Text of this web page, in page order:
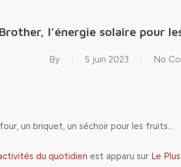
l’énergie solaire pour
By 5 juin 2023 No
un briquet, un séchoir pour les fruits…
du quotidien est apparu sur Le